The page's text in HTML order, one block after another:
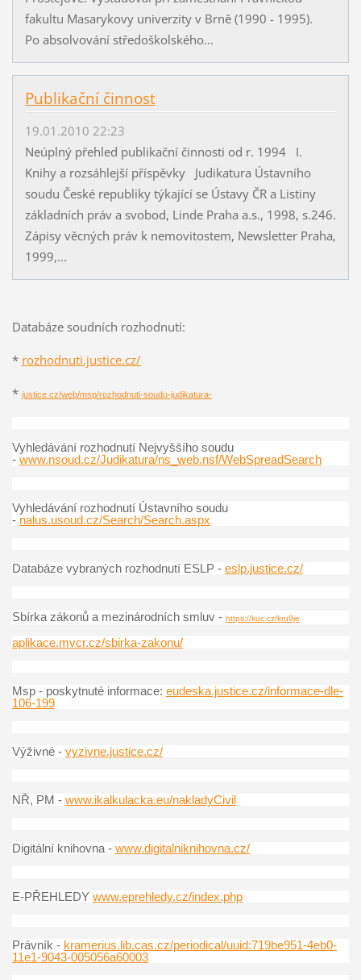
fakultu Masarykovy univerzity v Brně (1990 - 1995).
Po absolvování středoškolského...
Publikační činnost
19.01.2010 22:23
Neúplný přehled publikační činnosti od r. 1994 I.
Knihy a rozsáhlejší příspěvky Judikatura Ústavního
soudu České republiky týkající se Ústavy ČR a Listiny
základních práv a svobod, Linde Praha a.s., 1998, s.246.
Zápisy věcných práv k nemovitostem, Newsletter Praha,
1999,...
Databáze soudních rozhodnutí:
* rozhodnuti.justice.cz/
* justice.cz/web/msp/rozhodnuti-soudu-judikatura-
Vyhledávání rozhodnutí Nejvyššího soudu
- www.nsoud.cz/Judikatura/ns_web.nsf/WebSpreadSearch
Vyhledávání rozhodnutí Ústavního soudu
- nalus.usoud.cz/Search/Search.aspx
Databáze vybraných rozhodnutí ESLP - eslp.justice.cz/
Sbírka zákonů a mezinárodních smluv - https://kuc.cz/kru9je
aplikace.mvcr.cz/sbirka-zakonu/
Msp - poskytnuté informace: eudeska.justice.cz/informace-dle-
106-199
Výživné - vyzivne.justice.cz/
NŘ, PM - www.ikalkulacka.eu/nakladyCivil
Digitální knihovna - www.digitalniknihovna.cz/
E-PŘEHLEDY www.eprehledy.cz/index.php
Právník - kramerius.lib.cas.cz/periodical/uuid:719be951-4eb0-
11e1-9043-005056a60003